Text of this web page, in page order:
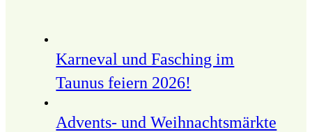
Karneval und Fasching im
Taunus feiern 2026!
Advents- und Weihnachtsmärkte